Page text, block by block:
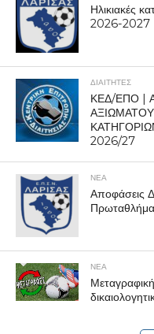
Ηλικιακές
2026-2027
ΔΙΑΙΤΗΤΕΣ
ΚΕΔ/ΕΠΟ |
2026/27
ΝΕΑ
Αποφάσεις
ΝΕΑ